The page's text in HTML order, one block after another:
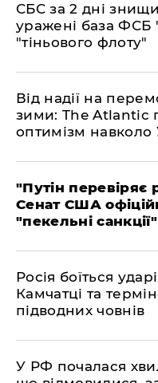
​СБС за 2 дні
уражені база ФСБ
"тіньового флоту"
​Від надії на
зими: The Atlantic
оптимізм навколо
​"Путін перевіряє
Сенат США
"пекельні
​Росія боїться
Камчатці та
підводних човнів
​У РФ почалася